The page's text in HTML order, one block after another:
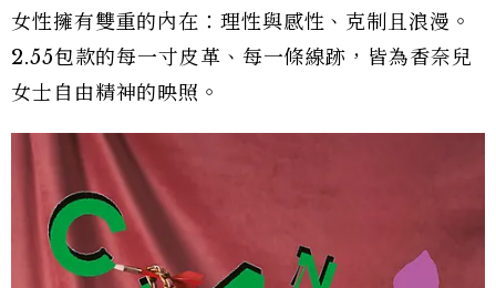
女性擁有雙重的內在：理性與感性、克制且浪漫。
2.55包款的每一寸皮革、每一條線跡，皆為香奈兒
女士自由精神的映照。